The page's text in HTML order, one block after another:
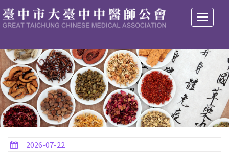
選
2026-07-22